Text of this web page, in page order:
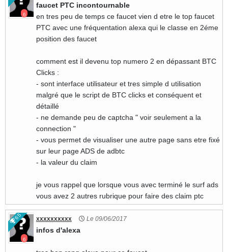
6
faucet PTC incontournable
en tres peu de temps ce faucet vien d etre le top faucet
PTC avec une fréquentation alexa qui le classe en 2éme
position des faucet
comment est il devenu top numero 2 en dépassant BTC
Clicks :
- sont interface utilisateur et tres simple d utilisation
malgré que le script de BTC clicks et conséquent et
détaillé
- ne demande peu de captcha " voir seulement a la
connection "
- vous permet de visualiser une autre page sans etre fixé
sur leur page ADS de adbtc
- la valeur du claim
je vous rappel que lorsque vous avec terminé le surf ads
vous avez 2 autres rubrique pour faire des claim ptc
65
6
xxxxxxxxxx Le 09/06/2017
infos d'alexa